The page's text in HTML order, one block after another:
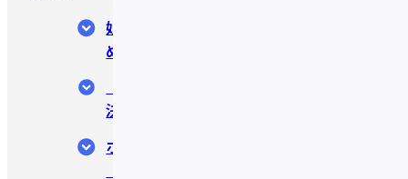
娘の大学受験後のハワイ旅行のた
めに
決済に使おう」
ボックスはハワイ旅行用と家族